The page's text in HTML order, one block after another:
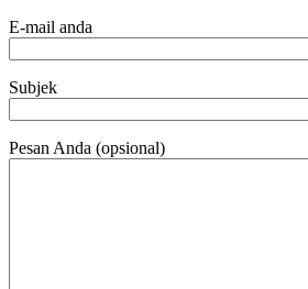
E-mail anda
Subjek
Pesan Anda (opsional)